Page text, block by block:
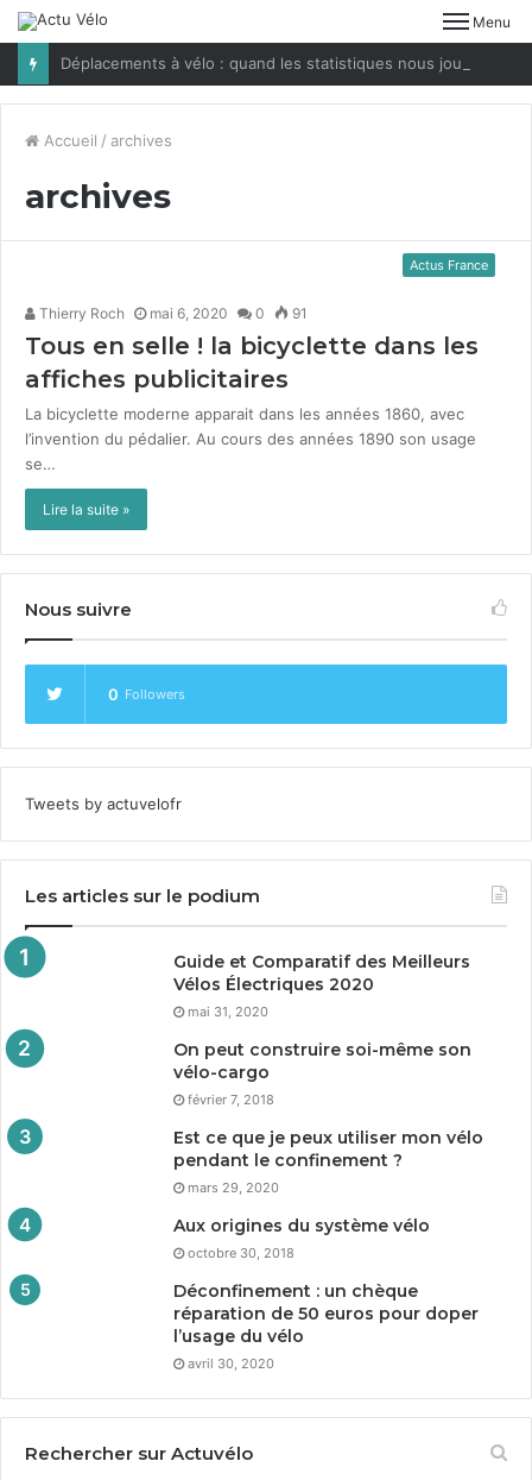
Menu
Accueil / archives
archives
Actus France
Thierry Roch mai 6, 2020 0 91
Tous en selle ! la bicyclette dans les
affiches publicitaires
La bicy­clette mod­erne appa­rait dans les années 1860, avec
l’invention du pédalier. Au cours des années 1890 son usage
se…
Lire la suite »
Nous suivre
0 Followers
Tweets by actuvelofr
Les articles sur le podium
Guide et Comparatif des Meilleurs
Vélos Électriques 2020
mai 31, 2020
On peut construire soi-même son
vélo-cargo
février 7, 2018
Est ce que je peux utiliser mon vélo
pendant le confinement ?
mars 29, 2020
Aux origines du système vélo
octobre 30, 2018
Déconfinement : un chèque
réparation de 50 euros pour doper
l’usage du vélo
avril 30, 2020
Rechercher sur Actuvélo